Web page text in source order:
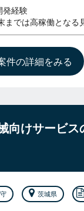
発経験
までは高稼働とな
件の詳細をみる
向けサービ
茨城県